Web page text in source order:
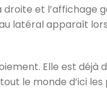
et l’affichage
latéral apparaît
Elle est déjà
le monde d’ici les